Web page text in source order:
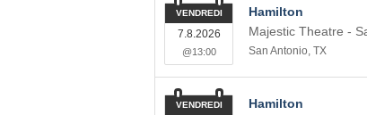
Hamilton
Majestic Theatre -
San Antonio, TX
VENDREDI
7.8.2026
@13:00
Hamilton
VENDREDI